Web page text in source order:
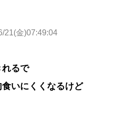
21(金)07:49:04
れるで
いにくくなるけど